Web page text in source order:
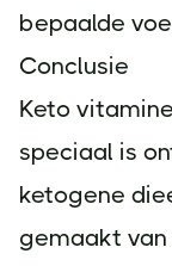
bepaalde
Conclusie
Keto
speciaal is
ketogene
gemaakt van